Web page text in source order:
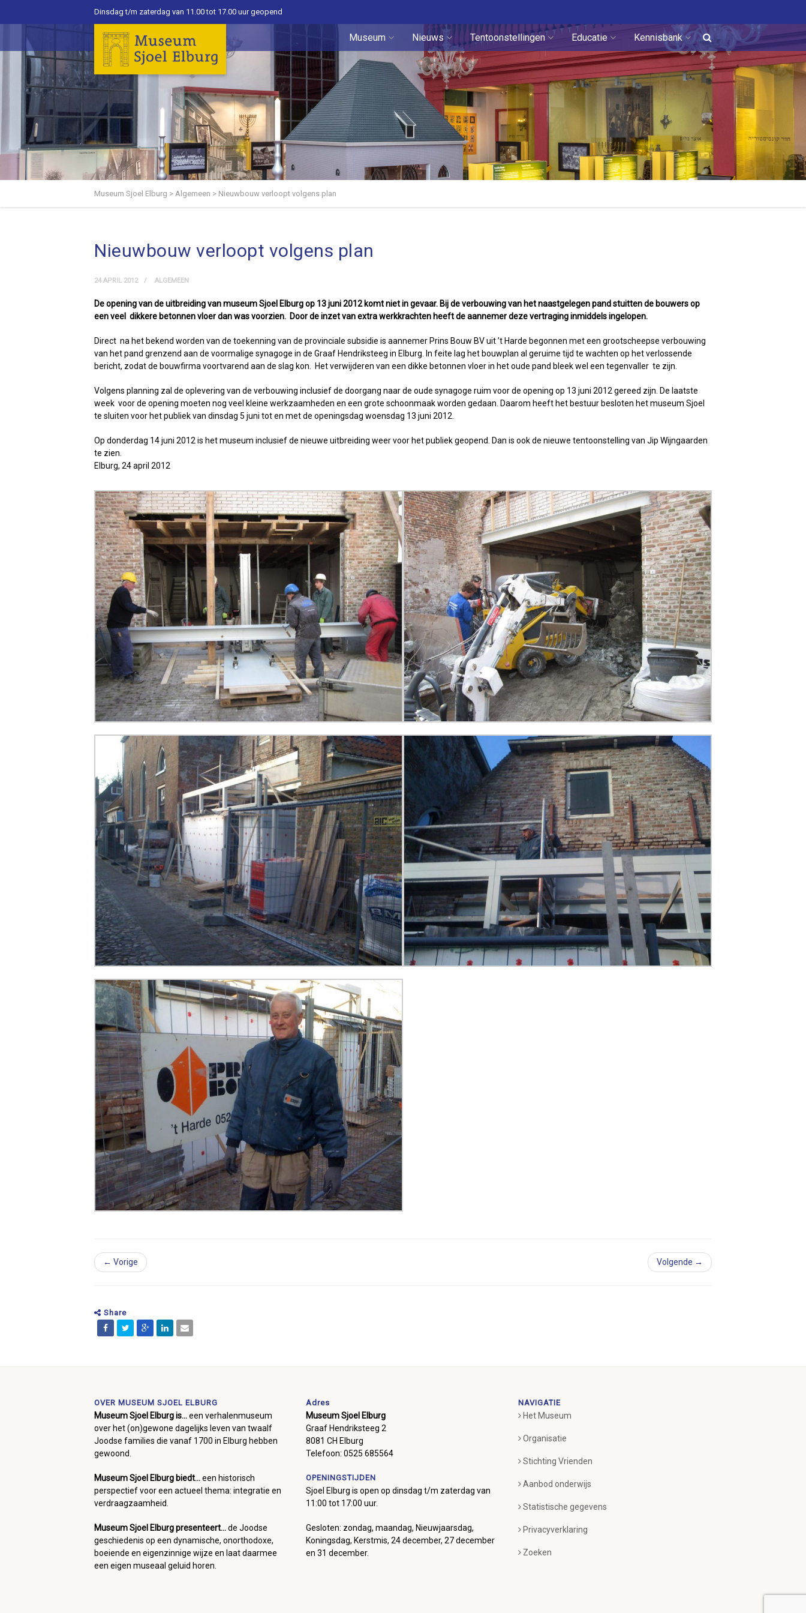
Dinsdag t/m zaterdag van 11.00 tot 17.00 uur geopend
Museum Nieuws Tentoonstellingen Educatie Kennisbank
Museum Sjoel Elburg > Algemeen > Nieuwbouw verloopt volgens plan
Nieuwbouw verloopt volgens plan
24 APRIL 2012 ALGEMEEN
De opening van de uitbreiding van museum Sjoel Elburg op 13 juni 2012 komt niet in gevaar. Bij de verbouwing van het naastgelegen pand stuitten de bouwers op
een veel dikkere betonnen vloer dan was voorzien. Door de inzet van extra werkkrachten heeft de aannemer deze vertraging inmiddels ingelopen.
Direct na het bekend worden van de toekenning van de provinciale subsidie is aannemer Prins Bouw BV uit ’t Harde begonnen met een grootscheepse verbouwing
van het pand grenzend aan de voormalige synagoge in de Graaf Hendriksteeg in Elburg. In feite lag het bouwplan al geruime tijd te wachten op het verlossende
bericht, zodat de bouwfirma voortvarend aan de slag kon. Het verwijderen van een dikke betonnen vloer in het oude pand bleek wel een tegenvaller te zijn.
Volgens planning zal de oplevering van de verbouwing inclusief de doorgang naar de oude synagoge ruim voor de opening op 13 juni 2012 gereed zijn. De laatste
week voor de opening moeten nog veel kleine werkzaamheden en een grote schoonmaak worden gedaan. Daarom heeft het bestuur besloten het museum Sjoel
te sluiten voor het publiek van dinsdag 5 juni tot en met de openingsdag woensdag 13 juni 2012.
Op donderdag 14 juni 2012 is het museum inclusief de nieuwe uitbreiding weer voor het publiek geopend. Dan is ook de nieuwe tentoonstelling van Jip Wijngaarden
te zien.
Elburg, 24 april 2012
← Vorige Volgende →
Share
OVER MUSEUM SJOEL ELBURG
Museum Sjoel Elburg is...een verhalenmuseum
over het (on)gewone dagelijks leven van twaalf
Joodse families die vanaf 1700 in Elburg hebben
gewoond.
Museum Sjoel Elburg biedt...een historisch
perspectief voor een actueel thema: integratie en
verdraagzaamheid.
Museum Sjoel Elburg presenteert...de Joodse
geschiedenis op een dynamische, onorthodoxe,
boeiende en eigenzinnige wijze en laat daarmee
een eigen museaal geluid horen.
Adres
Museum Sjoel Elburg
Graaf Hendriksteeg 2
8081 CH Elburg
Telefoon: 0525 685564
OPENINGSTIJDEN
Sjoel Elburg is open op dinsdag t/m zaterdag van
11:00 tot 17:00 uur.
Gesloten: zondag, maandag, Nieuwjaarsdag,
Koningsdag, Kerstmis, 24 december, 27 december
en 31 december.
NAVIGATIE
Het Museum
Organisatie
Stichting Vrienden
Aanbod onderwijs
Statistische gegevens
Privacyverklaring
Zoeken